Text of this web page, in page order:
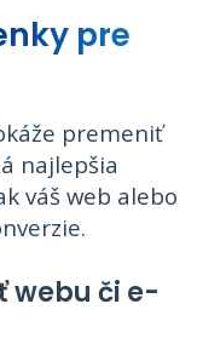
pre
premeniť
najlepšia
váš web alebo
webu či e-